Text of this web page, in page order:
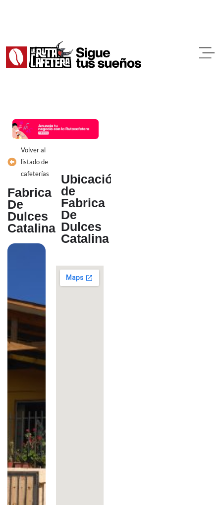
Volver al
listado de
cafeterías
Fabrica
De
Dulces
Catalina
Ubicación
de
Fabrica
De
Dulces
Catalina